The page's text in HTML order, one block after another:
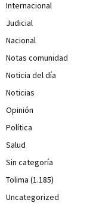
Internacional
Judicial
Nacional
Notas comunidad
Noticia del día
Noticias
Opinión
Política
Salud
Sin categoría
Tolima (1.185)
Uncategorized